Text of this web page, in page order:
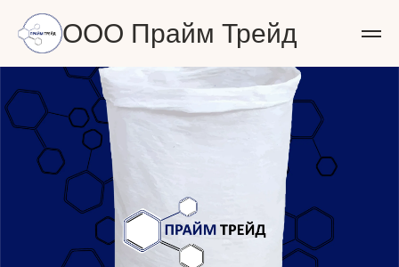
ООО Прайм Трейд